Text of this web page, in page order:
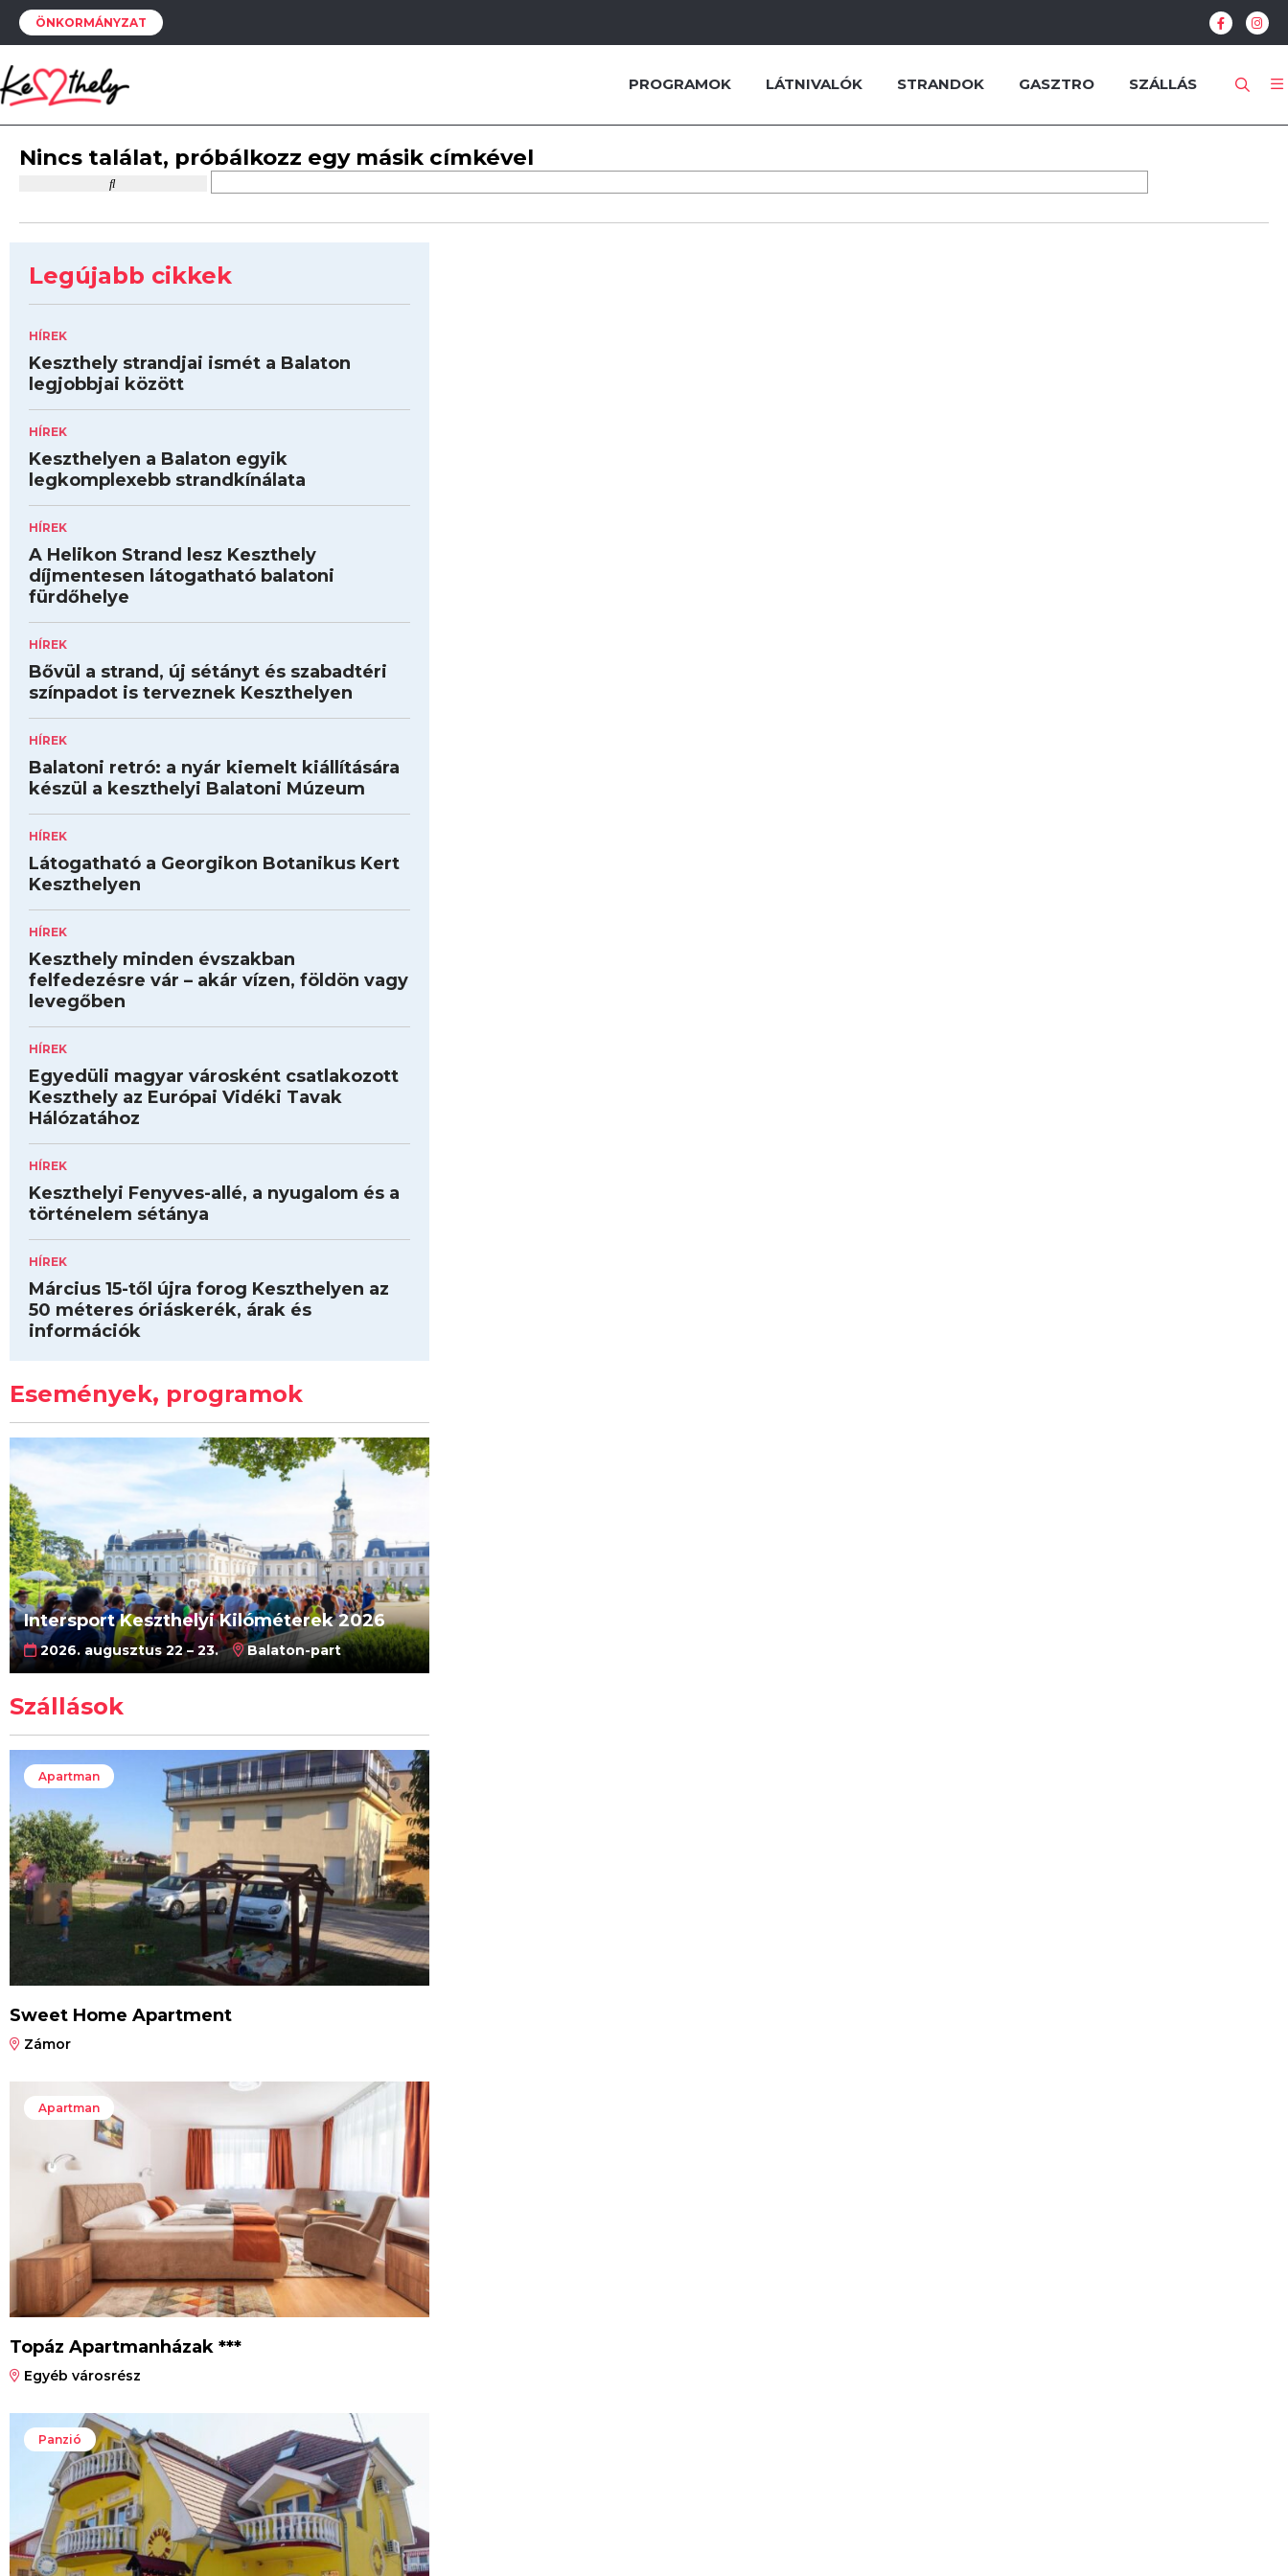
ÖNKORMÁNYZAT
PROGRAMOK LÁTNIVALÓK STRANDOK GASZTRO SZÁLLÁS
Nincs találat, próbálkozz egy másik címkével
Legújabb cikkek
HÍREK
Keszthely strandjai ismét a Balaton
legjobbjai között
HÍREK
Keszthelyen a Balaton egyik
legkomplexebb strandkínálata
HÍREK
A Helikon Strand lesz Keszthely
díjmentesen látogatható balatoni
fürdőhelye
HÍREK
Bővül a strand, új sétányt és szabadtéri
színpadot is terveznek Keszthelyen
HÍREK
Balatoni retró: a nyár kiemelt kiállítására
készül a keszthelyi Balatoni Múzeum
HÍREK
Látogatható a Georgikon Botanikus Kert
Keszthelyen
HÍREK
Keszthely minden évszakban
felfedezésre vár – akár vízen, földön vagy
levegőben
HÍREK
Egyedüli magyar városként csatlakozott
Keszthely az Európai Vidéki Tavak
Hálózatához
HÍREK
Keszthelyi Fenyves-allé, a nyugalom és a
történelem sétánya
HÍREK
Március 15-től újra forog Keszthelyen az
50 méteres óriáskerék, árak és
információk
Események, programok
Intersport Keszthelyi Kilóméterek 2026
2026. augusztus 22 – 23. Balaton-part
Szállások
Apartman
Sweet Home Apartment
Zámor
Apartman
Topáz Apartmanházak ***
Egyéb városrész
Panzió